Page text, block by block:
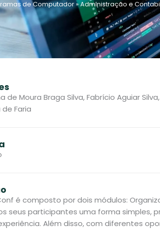
de Computador»Administração e
de Moura Braga Silva, Fabrício Aguiar
Faria
é composto por dois módulos:
seus participantes uma forma simples,
Além disso, com diferentes